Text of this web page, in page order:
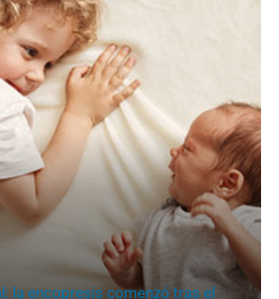
la encopresis comenzó tras el